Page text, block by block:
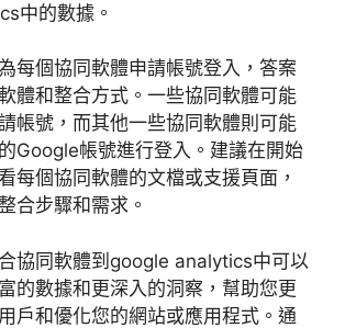
中的數據。
每個協同軟體申請帳號登入，答案
體和整合方式。一些協同軟體可能
帳號，而其他一些協同軟體則可能
Google帳號進行登入。建議在開始
每個協同軟體的文檔或支援頁面，
合步驟和需求。
協同軟體到 google analytics中可以
的數據和更深入的洞察，幫助您更
戶和優化您的網站或應用程式。通